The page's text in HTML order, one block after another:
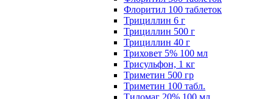
Флоритил 100 таблеток
Трициллин 6 г
Трициллин 500 г
Трициллин 40 г
Триховет 5% 100 мл
Трисульфон, 1 кг
Триметин 500 гр
Триметин 100 табл.